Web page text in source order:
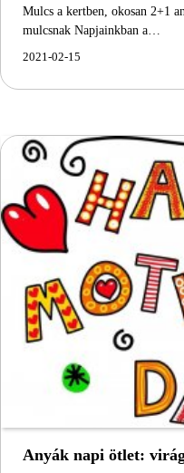
Mulcs a kertben, okosan 2+1
mulcsnak Napjainkban a…
2021-02-15
Anyák napi ötlet: